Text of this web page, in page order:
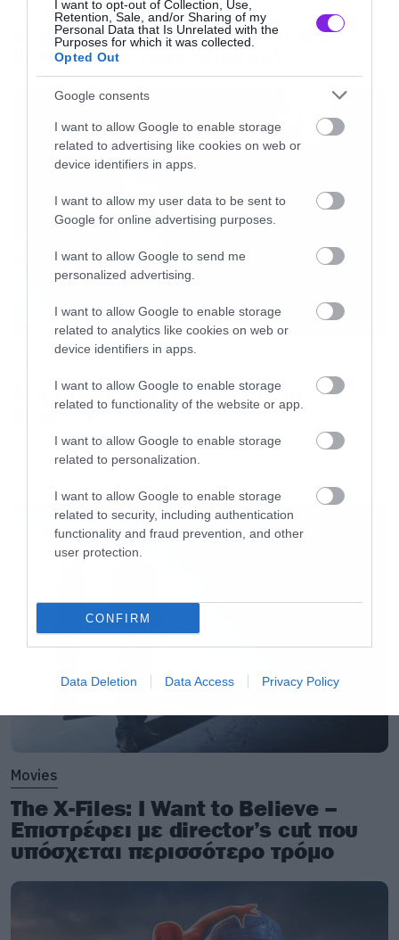
I want to opt-out of Collection, Use,
Retention, Sale, and/or Sharing of my
Personal Data that Is Unrelated with the
Purposes for which it was collected.
Opted Out
Google consents
I want to allow Google to enable storage
related to advertising like cookies on web or
device identifiers in apps.
I want to allow my user data to be sent to
Google for online advertising purposes.
I want to allow Google to send me
personalized advertising.
I want to allow Google to enable storage
related to analytics like cookies on web or
device identifiers in apps.
I want to allow Google to enable storage
related to functionality of the website or app.
I want to allow Google to enable storage
related to personalization.
I want to allow Google to enable storage
related to security, including authentication
functionality and fraud prevention, and other
user protection.
CONFIRM
Data Deletion Data Access Privacy Policy
EJEKTFestivalκυκλοφορούν την Τρίτη 23
Φεβρουαρίου στις 10πμ.
birdεισιτήρια:
40 Ευρώ
Ευρώ(περιορισμένος αριθμός εισιτηρίων σε
ξεχωριστό μπαρ)
Μετά την εξάντληση τωνearlybird εισιτηρίων,
θα κυκλοφορήσουν περιορισμένα εισιτήρια που
θα κοστίζουν 45 ευρώ και ταVIP75 ευρώ.
Τα εισιτήρια για την κάθε μέρα του φεστιβάλ
είναι ξεχωριστά και αφορούν μόνο την ημέρα
που αναγράφεται πάνω στο εισιτήριο.
Η προπώληση των εισιτηρίων γίνεται
www.viva.gr, Public, SevenSpots, Ιανός.
έξοδα διαχείρισης ανάλογα με το τιμολόγιό
τους.
Πληροφορίες:www.ejekt.gr 2109636489
Οι λόγοι της απόλυσης του Sid
Wilson από τους Slipknot
Απέλυσαν τον Sid Wilson οι
Slipknot!
Movies
The X-Files: I Want to Believe –
Επιστρέφει με director’s cut που
υπόσχεται περισσότερο τρόμο